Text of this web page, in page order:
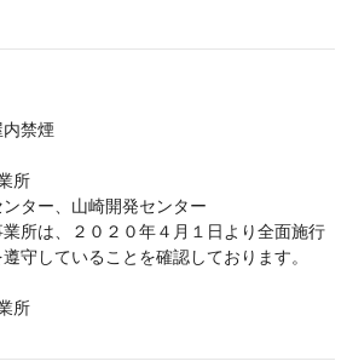
禁煙
所
ター、山崎開発センター
所は、２０２０年４月１日より全面施行
守していることを確認しております。
所